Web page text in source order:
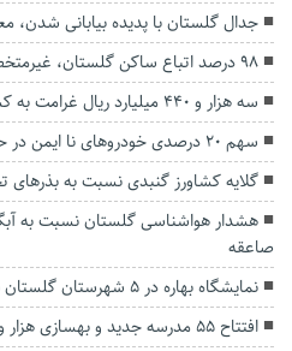
جدال گلستان با پدیده بیابانی‌
۹۸ درصد اتباع ساکن گلستان، غیرمتخصص و فاقد مهارت هستند
سه هزار و ۴۴۰ میلیارد ریال غرامت به کشاورزان گلستانی پرداخت شد
سهم ۲۰ درصدی خودروهای نا ایمن در حوادث رانندگی
گلایه کشاورز گنبدی نسبت به بذرهای
هشدار هواشناسی گلستان نسبت به
صاعقه
نمایشگاه بهاره در ۵ شهرستان گلستان برپا شد
افتتاح ۵۵ مدرسه جدید و بهسازی هزار و ۵۰۰ کلاس درس در گلستان